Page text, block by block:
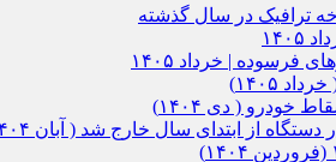
| خرداد ۱۴۰۵
۱۴۰۵)